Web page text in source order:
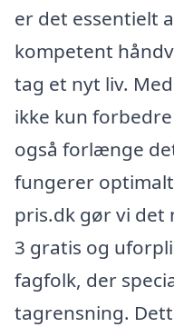
er det essentielt
kompetent
tag et nyt liv.
ikke kun
også forlænge
fungerer
pris.dk gør vi det
3 gratis og
fagfolk, der
tagrensning.